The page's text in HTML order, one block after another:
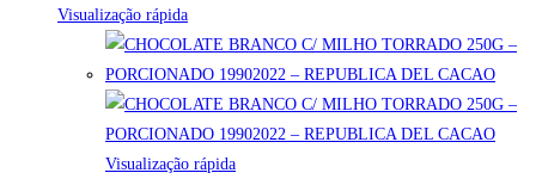
Visualização rápida
Visualização rápida